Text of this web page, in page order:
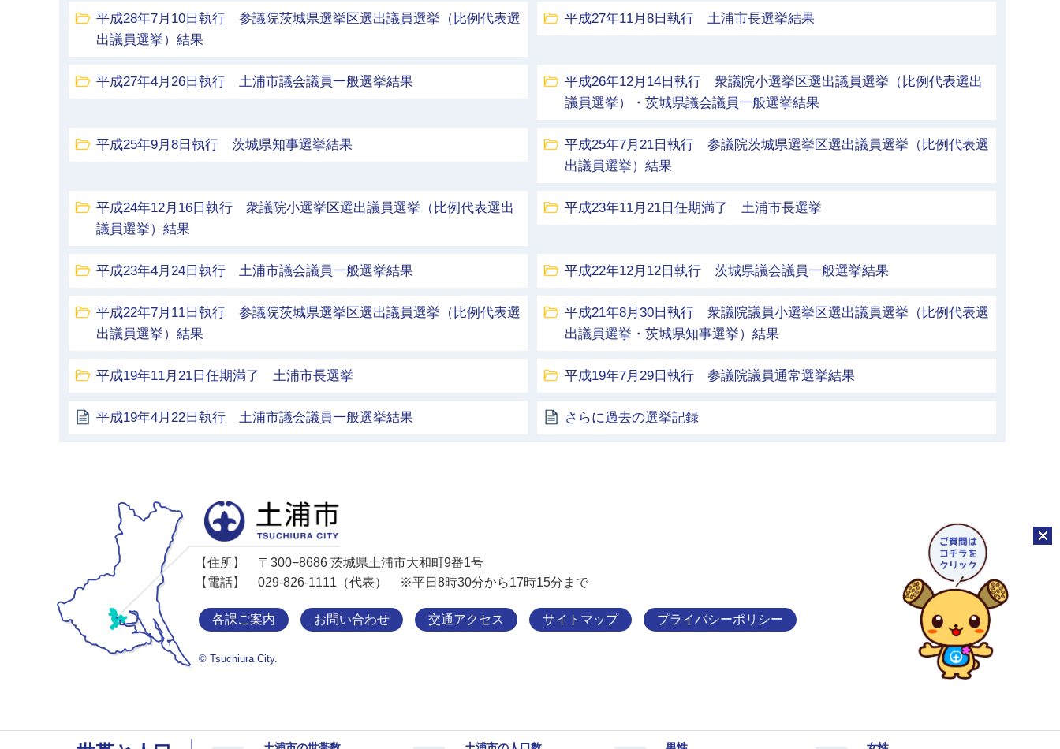
平成28年7月10日執行 参議院茨城県選挙区選出議員選挙（比例代表選
出議員選挙）結果
平成27年11月8日執行 土浦市長選挙結果
平成27年4月26日執行 土浦市議会議員一般選挙結果
平成26年12月14日執行 衆議院小選挙区選出議員選挙（比例代表選出
議員選挙）・茨城県議会議員一般選挙結果
平成25年9月8日執行 茨城県知事選挙結果
平成25年7月21日執行 参議院茨城県選挙区選出議員選挙（比例代表選
出議員選挙）結果
平成24年12月16日執行 衆議院小選挙区選出議員選挙（比例代表選出
議員選挙）結果
平成23年11月21日任期満了 土浦市長選挙
平成23年4月24日執行 土浦市議会議員一般選挙結果 平成22年12月12日執行 茨城県議会議員一般選挙結果
平成22年7月11日執行 参議院茨城県選挙区選出議員選挙（比例代表選
出議員選挙）結果
平成21年8月30日執行 衆議院議員小選挙区選出議員選挙（比例代表選
出議員選挙・茨城県知事選挙）結果
平成19年11月21日任期満了 土浦市長選挙 平成19年7月29日執行 参議院議員通常選挙結果
平成19年4月22日執行 土浦市議会議員一般選挙結果 さらに過去の選挙記録
【住所】
〒300−8686 茨城県土浦市大和町9番1号
【電話】
029-826-1111（代表） ※平日8時30分から17時15分まで
各課ご案内 お問い合わせ 交通アクセス サイトマップ プライバシーポリシー
© Tsuchiura City.
チャ